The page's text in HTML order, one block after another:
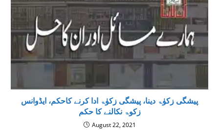
پیشگی زکوٰۃ دینا، پیشگی زکوٰۃ ادا کرنے کاحکم، ایڈوانس
زکوۃ نکالنے کا حکم
August 22, 2021